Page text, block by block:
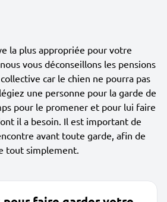
la plus appropriée pour votre
vous déconseillons les pensions
car le chien ne pourra pas
une personne pour la garde de
pour le promener et pour lui faire
il a besoin. Il est important de
avant toute garde, afin de
tout simplement.